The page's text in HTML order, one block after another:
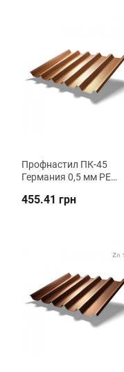
Профнастил ПК-45
Германия 0,5 мм PE
Металика
455.41 грн